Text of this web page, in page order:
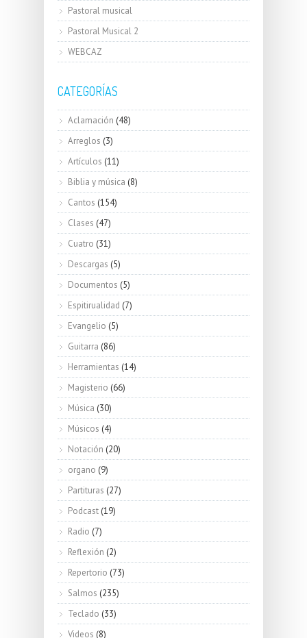
Pastoral musical
Pastoral Musical 2
WEBCAZ
CATEGORÍAS
Aclamación (48)
Arreglos (3)
Artículos (11)
Biblia y música (8)
Cantos (154)
Clases (47)
Cuatro (31)
Descargas (5)
Documentos (5)
Espitirualidad (7)
Evangelio (5)
Guitarra (86)
Herramientas (14)
Magisterio (66)
Música (30)
Músicos (4)
Notación (20)
organo (9)
Partituras (27)
Podcast (19)
Radio (7)
Reflexión (2)
Repertorio (73)
Salmos (235)
Teclado (33)
Videos (8)